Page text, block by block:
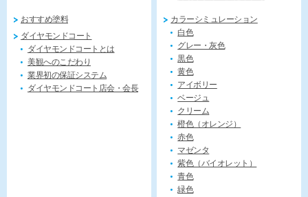
おすすめ塗料
ダイヤモンドコート
ダイヤモンドコートとは
美観へのこだわり
業界初の保証システム
ダイヤモンドコート店会・会長
カラーシミュレーション
白色
グレー・灰色
黒色
黄色
アイボリー
ベージュ
クリーム
橙色（オレンジ）
赤色
マゼンタ
紫色（バイオレット）
青色
緑色